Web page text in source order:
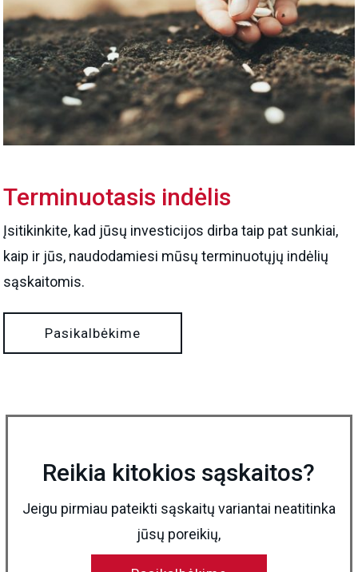
Terminuotasis indėlis
Įsitikinkite, kad jūsų investicijos dirba taip pat sunkiai,
kaip ir jūs, naudodamiesi mūsų terminuotųjų indėlių
sąskaitomis.
Pasikalbėkime
Reikia kitokios sąskaitos?
Jeigu pirmiau pateikti sąskaitų variantai neatitinka
jūsų poreikių,